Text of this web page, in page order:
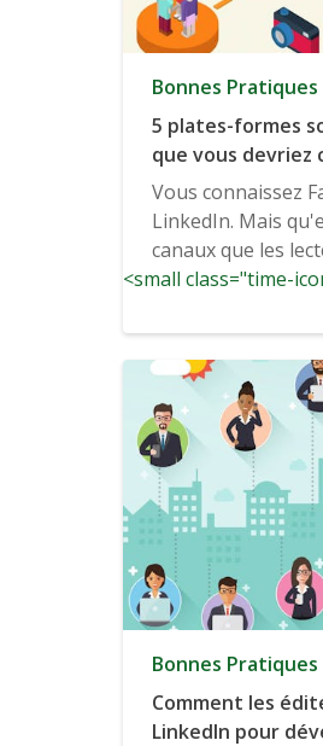
Bonnes Pratiques
5 plates-formes
que vous devriez
Vous connaissez
LinkedIn. Mais
canaux que les
<small class="time-
Bonnes Pratiques
Comment les
LinkedIn pour